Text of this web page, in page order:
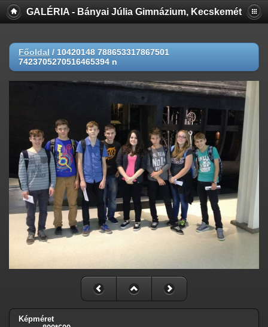
GALÉRIA - Bányai Júlia Gimnázium, Kecskemét
Főoldal / 10420148 788653317867501
7423705270516465394 n
Képméret